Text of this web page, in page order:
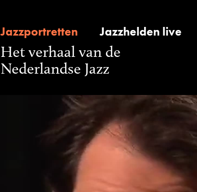
Jazzportretten Jazzhelden live
Het verhaal van de
Nederlandse Jazz